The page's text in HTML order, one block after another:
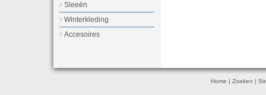
Sleeën
Winterkleding
Accesoires
Home | Zoeken |